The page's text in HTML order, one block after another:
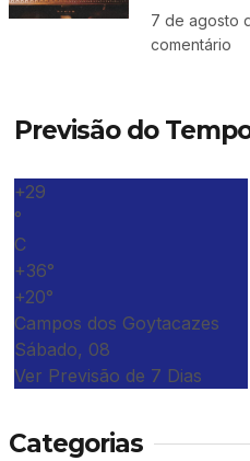
7 de agosto
comentário
Previsão do
+29
°
C
+36°
+20°
Campos dos Goytacazes
Sábado, 08
Ver Previsão de 7 Dias
Categorias